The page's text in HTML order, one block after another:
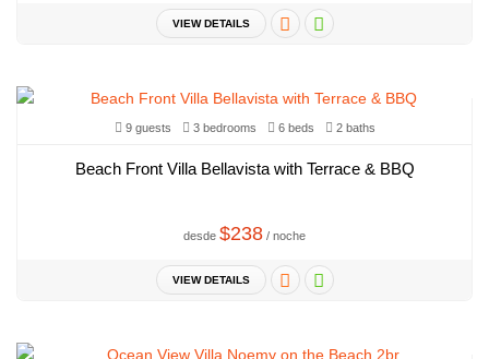
VIEW DETAILS
9 guests 3 bedrooms 6 beds 2 baths
Beach Front Villa Bellavista with Terrace & BBQ
desde $238 / noche
VIEW DETAILS